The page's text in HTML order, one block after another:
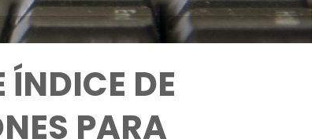
ÍNDICE DE
PARA